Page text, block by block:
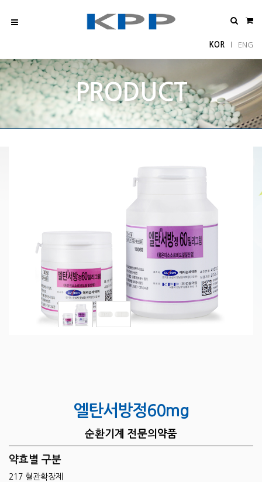
KOR ENG
PRODUCT
엘탄서방정60mg
순환기계 전문의약품
약효별 구분
217 혈관확장제